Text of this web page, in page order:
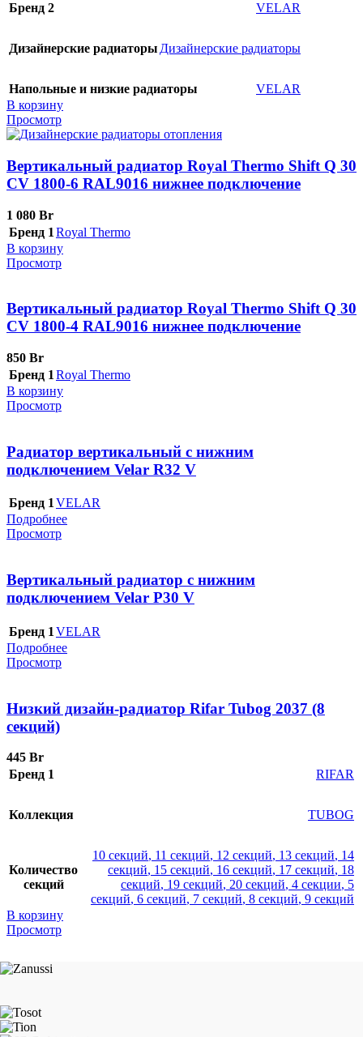
Бренд 2 VELAR
Дизайнерские радиаторы Дизайнерские радиаторы
Напольные и низкие радиаторы
VELAR
В корзину
Просмотр
Вертикальный радиатор Royal Thermo Shift Q 30
CV 1800-6 RAL9016 нижнее подключение
1 080 Br
Бренд 1 Royal Thermo
В корзину
Просмотр
Вертикальный радиатор Royal Thermo Shift Q 30
CV 1800-4 RAL9016 нижнее подключение
850 Br
Бренд 1 Royal Thermo
В корзину
Просмотр
Радиатор вертикальный с нижним
подключением Velar R32 V
Бренд 1VELAR
Подробнее
Просмотр
Вертикальный радиатор с нижним
подключением Velar P30 V
Бренд 1 VELAR
Подробнее
Просмотр
Низкий дизайн-радиатор Rifar Tubog 2037 (8
секций)
445 Br
Бренд 1
RIFAR
Коллекция TUBOG
Количество
секций
10 секций, 11 секций, 12 секций, 13 секций, 14
секций, 15 секций, 16 секций, 17 секций, 18
секций, 19 секций, 20 секций, 4 секции, 5
секций, 6 секций, 7 секций, 8 секций, 9 секций
В корзину
Просмотр